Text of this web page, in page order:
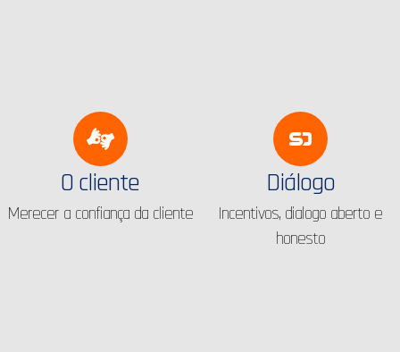
O cliente
Merecer a confiança da cliente
Diálogo
Incentivos, dialogo aberto e
honesto